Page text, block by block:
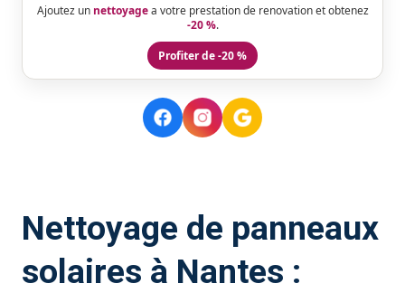
Ajoutez un nettoyagea votre prestation de renovation et obtenez
-20 %.
Profiter de -20 %
Nettoyage de panneaux
solaires à Nantes :